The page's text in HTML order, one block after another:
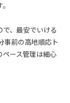
、最安でいける
事前の高地順応ト
ペース管理は細心